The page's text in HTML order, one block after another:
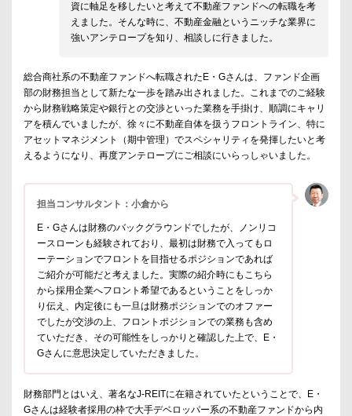
資に軸足を移したいと考えて不動産ファンドへの転職を考
えました。そんな時に、不動産金融というニッチな業界に
強いアンテロープを知り、相談しに行きました。
総合商社系の不動産ファンドへ転職されたE・Gさんは、ファンド企画
部の財務担当として新たな一歩を踏み出されました。これまでのご経験
から財務戦略策定や銀行との交渉といった業務を手掛け、順調にキャリ
アを積んでいましたが、徐々に不動産自体を扱うフロントライン、特に
アセットマネジメント（期中管理）でスペシャリティを発揮したいと考
えるようになり、再度アンテロープにご相談にいらっしゃいました。
担当コンサルタント：小倉から
E・Gさんは財務のバックグラウンドでしたが、ノンリコ
ースローンも経験されており、最初は財務で入ってもロ
ーテーションでフロントを目指せるポジションであれば
ご紹介が可能だと考えました。実際の紹介時にもこちら
から採用企業へフロント希望であるということをしっか
り伝え、内定後にも一旦は財務ポジションでのオファー
でしたが交渉の上、フロントポジションでの業務も含め
ていただき、その可能性をしっかりと確認した上で、E・
Gさんに意思決定していただきました。
財務部門とはいえ、著名なJ-REITに在籍されていたということで、E・
Gさんは経験者採用の枠で大手デベロッパー系の不動産ファンドから内